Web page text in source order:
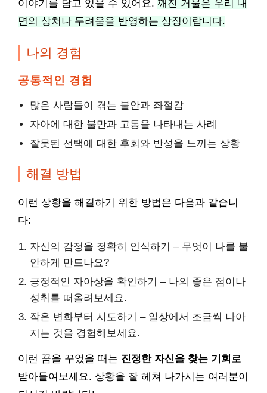
이야기를 담고 있을 수 있어요. 깨진 거울은 우리 내
면의 상처나 두려움을 반영하는 상징이랍니다.
나의 경험
공통적인 경험
많은 사람들이 겪는 불안과 좌절감
자아에 대한 불만과 고통을 나타내는 사례
잘못된 선택에 대한 후회와 반성을 느끼는 상황
해결 방법
이런 상황을 해결하기 위한 방법은 다음과 같습니
다:
자신의 감정을 정확히 인식하기 – 무엇이 나를 불
안하게 만드나요?
긍정적인 자아상을 확인하기 – 나의 좋은 점이나
성취를 떠올려보세요.
작은 변화부터 시도하기 – 일상에서 조금씩 나아
지는 것을 경험해보세요.
이런 꿈을 꾸었을 때는 진정한 자신을 찾는 기회 로
받아들여보세요. 상황을 잘 헤쳐 나가시는 여러분이